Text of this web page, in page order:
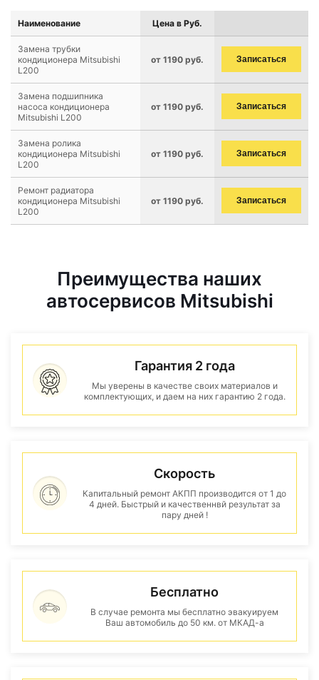
Наименование Цена в Руб.
Замена трубки
кондиционера Mitsubishi
L200
от 1190 руб. Записаться
Замена подшипника
насоса кондиционера
Mitsubishi L200
от 1190 руб. Записаться
Замена ролика
кондиционера Mitsubishi
L200
от 1190 руб. Записаться
Ремонт радиатора
кондиционера Mitsubishi
L200
от 1190 руб. Записаться
Преимущества наших
автосервисов Mitsubishi
Гарантия 2 года
Мы уверены в качестве своих материалов и
комплектующих, и даем на них гарантию 2 года.
Скорость
Капитальный ремонт АКПП производится от 1 до
4 дней. Быстрый и качественнвй результат за
пару дней !
Бесплатно
В случае ремонта мы бесплатно эвакуируем
Ваш автомобиль до 50 км. от МКАД-а